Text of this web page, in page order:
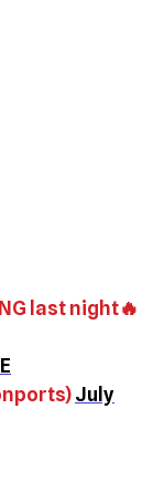
last night🔥
July